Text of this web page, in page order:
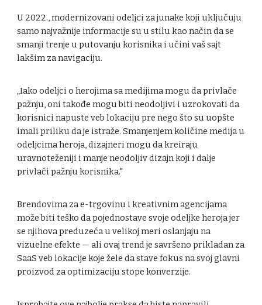
U 2022., modernizovani odeljci za junake koji uključuju
samo najvažnije informacije su u stilu kao način da se
smanji trenje u putovanju korisnika i učini vaš sajt
lakšim za navigaciju.
„Iako odeljci o herojima sa medijima mogu da privlače
pažnju, oni takođe mogu biti neodoljivi i uzrokovati da
korisnici napuste veb lokaciju pre nego što su uopšte
imali priliku da je istraže. Smanjenjem količine medija u
odeljcima heroja, dizajneri mogu da kreiraju
uravnoteženiji i manje neodoljiv dizajn koji i dalje
privlači pažnju korisnika."
Brendovima za e-trgovinu i kreativnim agencijama
može biti teško da pojednostave svoje odeljke heroja jer
se njihova preduzeća u velikoj meri oslanjaju na
vizuelne efekte — ali ovaj trend je savršeno prikladan za
SaaS veb lokacije koje žele da stave fokus na svoj glavni
proizvod za optimizaciju stope konverzije.